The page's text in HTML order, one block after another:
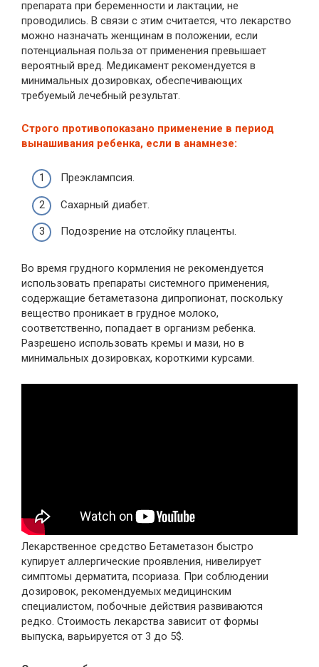
препарата при беременности и лактации, не
проводились. В связи с этим считается, что лекарство
можно назначать женщинам в положении, если
потенциальная польза от применения превышает
вероятный вред. Медикамент рекомендуется в
минимальных дозировках, обеспечивающих
требуемый лечебный результат.
Строго противопоказано применение в период
вынашивания ребенка, если в анамнезе:
Преэклампсия.
Сахарный диабет.
Подозрение на отслойку плаценты.
Во время грудного кормления не рекомендуется
использовать препараты системного применения,
содержащие бетаметазона дипропионат, поскольку
вещество проникает в грудное молоко,
соответственно, попадает в организм ребенка.
Разрешено использовать кремы и мази, но в
минимальных дозировках, короткими курсами.
Лекарственное средство Бетаметазон быстро
купирует аллергические проявления, нивелирует
симптомы дерматита, псориаза. При соблюдении
дозировок, рекомендуемых медицинским
специалистом, побочные действия развиваются
редко. Стоимость лекарства зависит от формы
выпуска, варьируется от 3 до 5$.